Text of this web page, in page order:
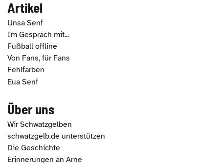
Artikel
Unsa Senf
Im Gespräch mit...
Fußball offline
Von Fans, für Fans
Fehlfarben
Eua Senf
Über uns
Wir Schwatzgelben
schwatzgelb.de unterstützen
Die Geschichte
Erinnerungen an Arne